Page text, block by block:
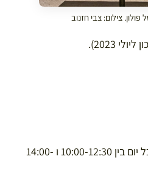
פולון. צילום: צבי חזנוב
15 אפריל עד 15 אוקטובר: כל יום בין 10:00-12:30 ו 14:00-